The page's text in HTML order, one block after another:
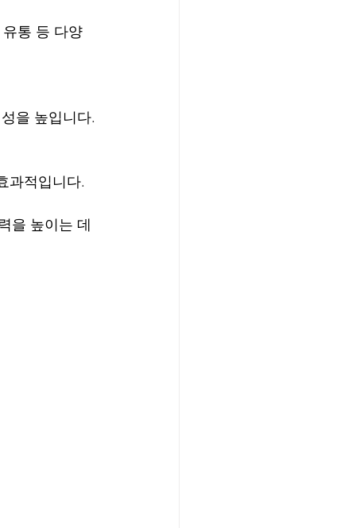
통 등 다양
을 높입니다.
과적입니다.
을 높이는 데